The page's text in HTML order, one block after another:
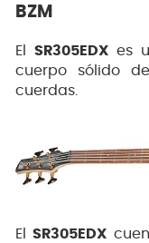
BZM
ElSR305EDX es
cuerpo sólido
cuerdas.
ElSR305EDX